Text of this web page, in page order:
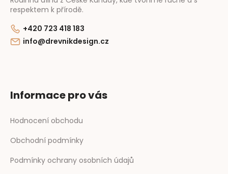
respektem k přírodě.
+420 723 418 183
info@drevnikdesign.cz
Informace pro vás
Hodnocení obchodu
Obchodní podmínky
Podmínky ochrany osobních údajů